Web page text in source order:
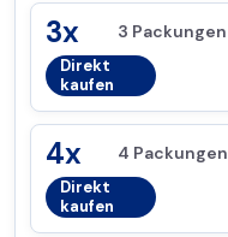
3x 3 Packungen
Direkt
kaufen
4x 4 Packungen
Direkt
kaufen